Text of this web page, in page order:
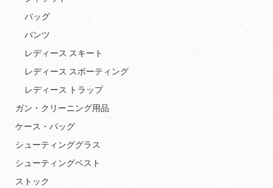
バッグ
パンツ
レディース スキート
レディース スポーティング
レディース トラップ
ガン・クリーニング用品
ケース・バッグ
シューティンググラス
シューティングベスト
ストック